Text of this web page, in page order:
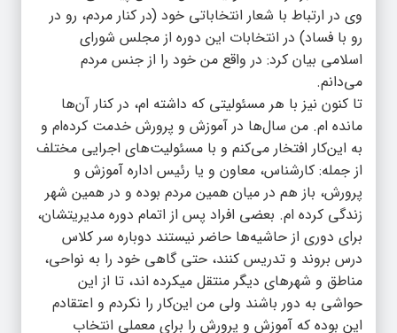
وی در ارتباط با شعار انتخاباتی خود (در کنار مردم، رو در
رو با فساد) در انتخابات این دوره از مجلس شورای
اسلامی بیان کرد: در واقع من خود را از جنس مردم
می‌دانم.
تا کنون نیز با هر مسئولیتی که داشته ام، در کنار آن‌ها
مانده ام. من سال‌ها در ‌آموزش و پرورش خدمت کرده‌ام و
به این‌کار افتخار می‌کنم و با مسئولیت‌های اجرایی مختلف
از جمله: کارشناس، معاون و یا رئیس اداره آموزش و
پرورش، باز هم در میان همین مردم بوده و در همین شهر
زندگی کرده ام. بعضی افراد پس از اتمام دوره مدیریتشان،
برای دوری از حاشیه‌ها حاضر نیستند دوباره سر کلاس
درس بروند و تدریس کنند، حتی گاهی خود را به نواحی،
مناطق و شهرهای دیگر منتقل میکرده اند، تا از این
حواشی به دور باشند ولی من این‌کار را نکردم و اعتقادم
این بوده که آموزش و پرورش را برای معملی انتخاب